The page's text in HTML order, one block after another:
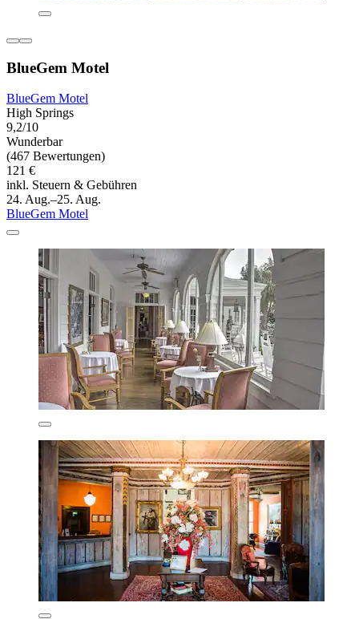
BlueGem Motel
BlueGem Motel
High Springs
9,2/10
Wunderbar
(467 Bewertungen)
121 €
inkl. Steuern & Gebühren
24. Aug.–25. Aug.
BlueGem Motel